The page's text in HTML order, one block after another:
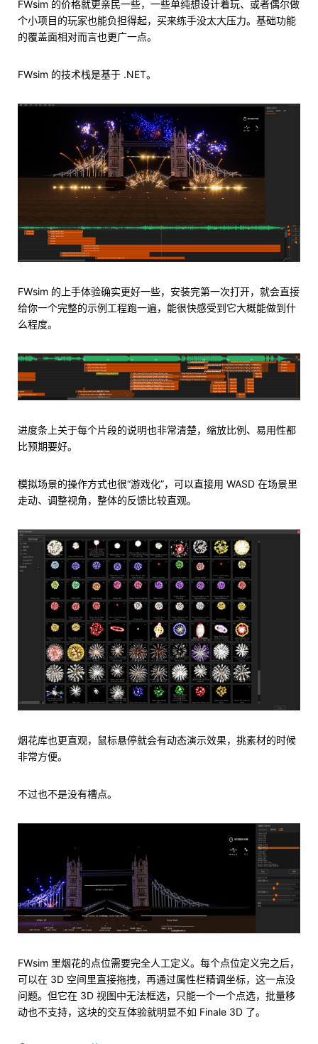
FWsim 的价格就更亲民一些，一些单纯想设计着玩、或者偶尔做
个小项目的玩家也能负担得起，买来练手没太大压力。基础功能
的覆盖面相对而言也更广一点。
FWsim 的技术栈是基于 .NET。
FWsim 的上手体验确实更好一些，安装完第一次打开，就会直接
给你一个完整的示例工程跑一遍，能很快感受到它大概能做到什
么程度。
进度条上关于每个片段的说明也非常清楚，缩放比例、易用性都
比预期要好。
模拟场景的操作方式也很“游戏化”，可以直接用 WASD 在场景里
走动、调整视角，整体的反馈比较直观。
烟花库也更直观，鼠标悬停就会有动态演示效果，挑素材的时候
非常方便。
不过也不是没有槽点。
FWsim 里烟花的点位需要完全人工定义。每个点位定义完之后，
可以在 3D 空间里直接拖拽，再通过属性栏精调坐标，这一点没
问题。但它在 3D 视图中无法框选，只能一个一个点选，批量移
动也不支持，这块的交互体验就明显不如 Finale 3D 了。